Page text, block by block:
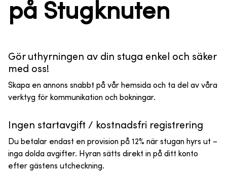
på Stugknuten
Gör uthyrningen av din stuga enkel och säker
med oss!
Skapa en annons snabbt på vår hemsida och ta del av våra
verktyg för kommunikation och bokningar.
Ingen startavgift / kostnadsfri registrering
Du betalar endast en provision på 12% när stugan hyrs ut –
inga dolda avgifter. Hyran sätts direkt in på ditt konto
efter gästens utcheckning.